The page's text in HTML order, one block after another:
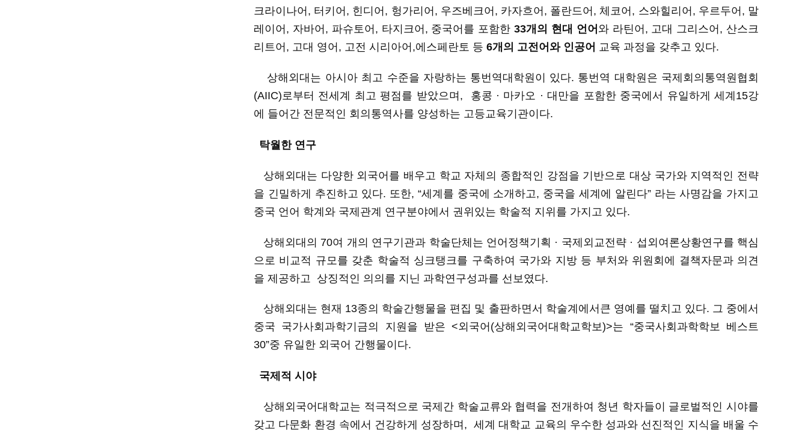
크라이나어, 터키어, 힌디어, 헝가리어, 우즈베크어, 카자흐어, 폴란드어, 체코어, 스와힐리어, 우르두어, 말
레이어, 자바어, 파슈토어, 타지크어, 중국어를 포함한 33개의 현대 언어 와 라틴어, 고대 그리스어, 산스크
리트어, 고대 영어, 고전 시리아어,에스페란토 등 6개의 고전어와 인공어 교육 과정을 갖추고 있다.
상해외대는 아시아 최고 수준을 자랑하는 통번역대학원 이 있다. 통번역 대학원은 국제회의통역원협회
(AIIC)로부터 전세계 최고 평점를 받았으며 , 홍콩 · 마카오 · 대만을 포함한 중국에서 유일하게 세계 15강
에
들어간 전문적인 회의통역사를 양성하는 고등교육기관이다.
탁월한연구
상해외대는 다양한 외국어를 배우고 학교 자체의 종합적인 강점을 기반으로 대상 국가와 지역적인 전략
을 긴밀하게 추진하고 있다. 또한, “세계를 중국에 소개하고, 중국을 세계에 알린다” 라는 사명감을 가지고
중국 언어 학계와 국제관계 연구분야에서 권위있는 학술적 지위를 가지고 있다.
상해외대의 70여 개의 연구기관과 학술단체는 언어정책기획 · 국제외교전략 · 섭외여론상황연구를 핵심
으로 비교적 규모를 갖춘 학술적 싱크탱크를 구축하여 국가와 지방 등 부처와위원회에 결책자문과 의견
을 제공하고 상징적인 의의를 지닌 과학연구성과를 선보였다.
상해외대는 현재 13종의 학술간행물을 편집 및 출판하면서 학술계에서큰 영예를 떨치고 있다. 그 중에서
중국 국가사회과학기금의 지원을 받은 <외국어(상해외국어대학교학보)>는 “중국사회과학학보 베스트
30”중 유일한 외국어 간행물이다.
국제적 시야
상해외국어대학교는 적극적으로 국제간 학술교류와 협력을 전개하여 청년 학자들이 글로벌적인 시야를
갖고 다문화 환경 속에서 건 강하게 성장하며 , 세계 대학교 교육의 우수한 성과와 선진적인 지식을 배울 수